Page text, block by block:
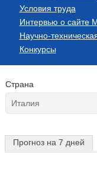
Условия труда
Интервью о сайте
Научно-
Конкурсы
Страна
Прогноз на 7 дней